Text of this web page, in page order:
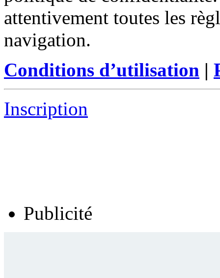
attentivement toutes les
navigation.
Conditions d’utilisation |
Inscription
Publicité